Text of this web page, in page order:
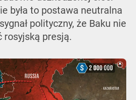
była to postawa neutralna
polityczny, że Baku nie
rosyjską presją.